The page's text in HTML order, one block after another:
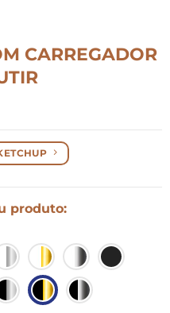
CARREGADOR
produto: